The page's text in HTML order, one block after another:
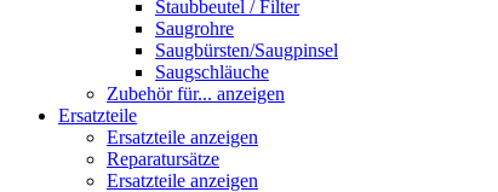
Staubbeutel / Filter
Saugrohre
Saugbürsten/Saugpinsel
Saugschläuche
Zubehör für... anzeigen
Ersatzteile
Ersatzteile anzeigen
Reparatursätze
Ersatzteile anzeigen